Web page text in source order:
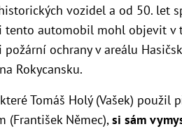
vozidel a od 50. let
tento automobil mohl objevit v
požární ochrany v areálu
Rokycansku.
které Tomáš Holý (Vašek) použil
(František Němec),si sám